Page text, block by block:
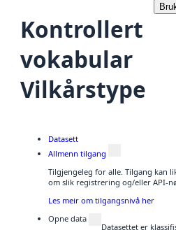
Kontrollert
vokabular
Vilkårstype
Datasett
Allmenn tilgang
Tilgjengeleg for alle. Tilgang kan
om slik registrering og/eller API-
Les meir om tilgangsnivå her
Opne data
Datasettet er